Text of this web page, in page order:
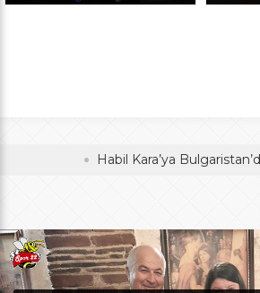
Habil Kara’ya Bulgaristan’da